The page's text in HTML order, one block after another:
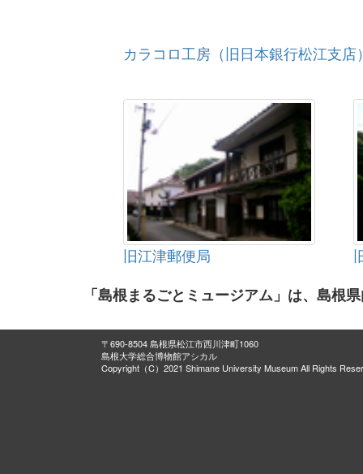
カラコロ工房（旧日本銀行松江支店
旧江津郵便局
「島根まるごとミュージアム」は、島根
〒690-8504 島根県松江市西川津町1060
島根大学総合博物館アシカル
Copyright（C）2021 Shimane University Museum All Rights